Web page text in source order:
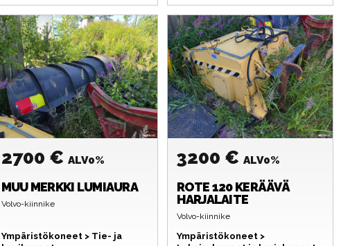
2700 € ALV0%
MUU MERKKI LUMIAURA
Volvo-kiinnike
Ympäristökoneet > Tie- ja
3200 € ALV0%
ROTE120 KERÄÄVÄ
HARJALAITE
Volvo-kiinnike
Ympäristökoneet >